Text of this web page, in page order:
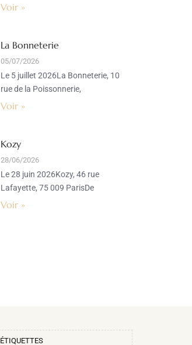
Voir »
La Bonneterie
05/07/2026
Le 5 juillet 2026La Bonneterie, 10
rue de la Poissonnerie,
Voir »
Kozy
28/06/2026
Le 28 juin 2026Kozy, 46 rue
Lafayette, 75 009 ParisDe
Voir »
ÉTIQUETTES